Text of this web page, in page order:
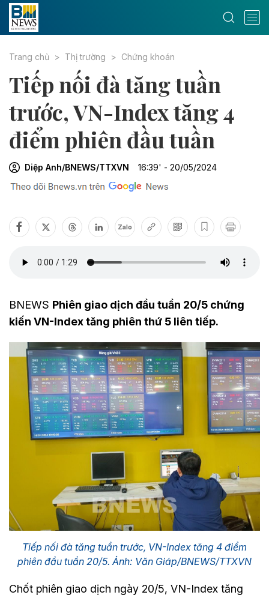
Trang chủ Thị trường Chứng khoán
Tiếp nối đà tăng tuần
trước, VN-Index tăng 4
điểm phiên đầu tuần
Diệp Anh/BNEWS/TTXVN 16:39' - 20/05/2024
Zalo
BNEWS Phiên giao dịch đầu tuần 20/5 chứng
kiến VN-Index tăng phiên thứ 5 liên tiếp.
Tiếp nối đà tăng tuần trước, VN-Index tăng 4 điểm
phiên đầu tuần 20/5. Ảnh: Văn Giáp/BNEWS/TTXVN
Chốt phiên giao dịch ngày 20/5, VN-Index tăng